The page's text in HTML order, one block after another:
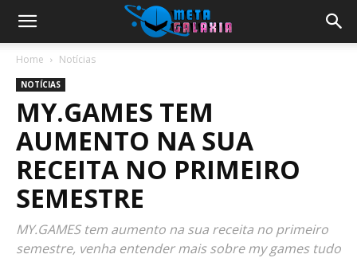
Home Notícias
NOTÍCIAS
MY.GAMES TEM
AUMENTO NA SUA
RECEITA NO PRIMEIRO
SEMESTRE
MY.GAMES tem aumento na sua receita no primeiro
semestre, venha entender mais sobre my games tudo